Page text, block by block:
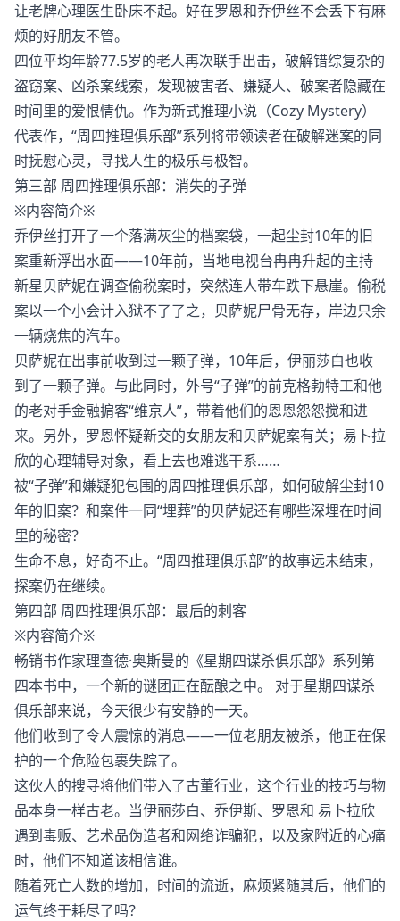
让老牌心理医生卧床不起。好在罗恩和乔伊丝不会丢下有麻
烦的好朋友不管。
四位平均年龄77.5岁的老人再次联手出击，破解错综复杂的
盗窃案、凶杀案线索，发现被害者、嫌疑人、破案者隐藏在
时间里的爱恨情仇。作为新式推理小说（Cozy Mystery）
代表作，“周四推理俱乐部”系列将带领读者在破解迷案的同
时抚慰心灵，寻找人生的极乐与极智。
第三部 周四推理俱乐部：消失的子弹
※内容简介※
乔伊丝打开了一个落满灰尘的档案袋，一起尘封10年的旧
案重新浮出水面——10年前，当地电视台冉冉升起的主持
新星贝萨妮在调查偷税案时，突然连人带车跌下悬崖。偷税
案以一个小会计入狱不了了之，贝萨妮尸骨无存，岸边只余
一辆烧焦的汽车。
贝萨妮在出事前收到过一颗子弹，10年后，伊丽莎白也收
到了一颗子弹。与此同时，外号“子弹”的前克格勃特工和他
的老对手金融掮客“维京人”，带着他们的恩恩怨怨搅和进
来。另外，罗恩怀疑新交的女朋友和贝萨妮案有关；易卜拉
欣的心理辅导对象，看上去也难逃干系……
被“子弹”和嫌疑犯包围的周四推理俱乐部，如何破解尘封10
年的旧案？和案件一同“埋葬”的贝萨妮还有哪些深埋在时间
里的秘密？
生命不息，好奇不止。“周四推理俱乐部”的故事远未结束，
探案仍在继续。
第四部 周四推理俱乐部：最后的刺客
※内容简介※
畅销书作家理查德·奥斯曼的《星期四谋杀俱乐部》系列第
四本书中，一个新的谜团正在酝酿之中。 对于星期四谋杀
俱乐部来说，今天很少有安静的一天。
他们收到了令人震惊的消息——一位老朋友被杀，他正在保
护的一个危险包裹失踪了。
这伙人的搜寻将他们带入了古董行业，这个行业的技巧与物
品本身一样古老。当伊丽莎白、乔伊斯、罗恩和 易卜拉欣
遇到毒贩、艺术品伪造者和网络诈骗犯，以及家附近的心痛
时，他们不知道该相信谁。
随着死亡人数的增加，时间的流逝，麻烦紧随其后，他们的
运气终于耗尽了吗？